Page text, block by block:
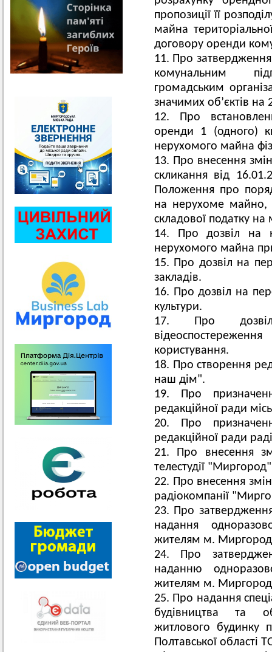
пропозиції її
майна
договору оренди
Про
комунальним
громадським
значимих об’єктів на
Про
оренди 1 (одного)
нерухомого майна
Про внесення
скликання від
Положення про
на нерухоме майно,
складової податку
Про дозвіл на
нерухомого майна
Про дозвіл на
закладів.
Про дозвіл на
культури.
Про
користування.
Про створення
наш дім".
Про
редакційної ради
Про
редакційної ради
Про внесення
телестудії
Про внесення
радіокомпанії
Про
надання
жителям м. Миргород
Про
наданню
жителям м.
Про надання
будівництва та
житлового будинку
Полтавської області